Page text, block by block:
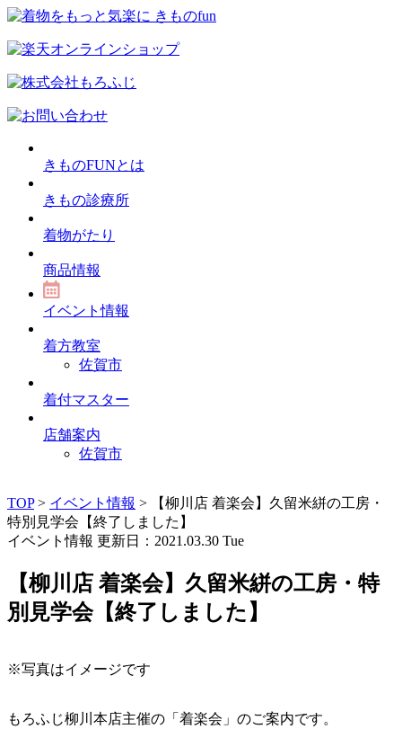
きものFUNとは
きもの診療所
着物がたり
商品情報
イベント情報
着方教室
佐賀市
着付マスター
店舗案内
佐賀市
TOP> イベント情報 >
【柳川店 着楽会】久留米絣の工房・
特別見学会【終了しました】
イベント情報 更新日：2021.03.30 Tue
【柳川店 着楽会】久留米絣の工房・特
別見学会【終了しました】
※写真はイメージです
もろふじ柳川本店主催の「着楽会」のご案内です。